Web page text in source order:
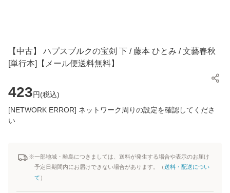
【中古】 ハプスブルクの宝剣 下 / 藤本 ひとみ / 文藝春秋
[単行本]【メール便送料無料】
423円(税込)
[NETWORK ERROR] ネットワーク周りの設定を確認してくださ
い
※一部地域・離島につきましては、送料が発生する場合や表示のお届け
予定日期間内にお届けできない場合があります。（送料・配送につい
て ）